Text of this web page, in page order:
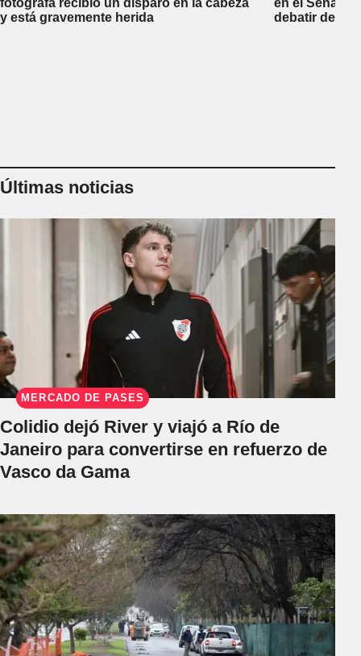
fotógrafa recibió un disparo en la cabeza
y está gravemente herida
en el Senado
debatir
Últimas noticias
MERCADO DE PASES
Colidio dejó River y viajó a Río de
Janeiro para convertirse en refuerzo de
Vasco da Gama